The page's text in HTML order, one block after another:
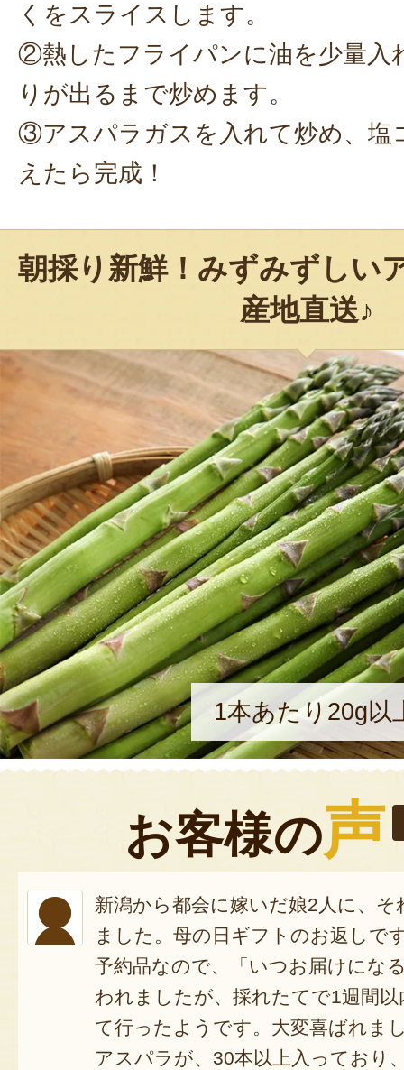
くをスライスします。
②熱したフライパンに油を少量入
りが出るまで炒めます。
③アスパラガスを入れて炒め、塩
えたら完成！
朝採り新鮮！みずみずしい
産地直送♪
1本あたり20g以
お客様の声
新潟から都会に嫁いだ娘2人に、
ました。母の日ギフトのお返しで
予約品なので、「いつお届けにな
われましたが、採れたてで1週間
て行ったようです。大変喜ばれま
アスパラが、30本以上入っており